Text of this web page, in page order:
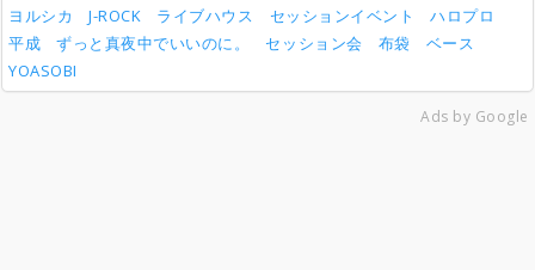
ヨルシカ
J-ROCK ライブハウス セッションイベント
ハロプロ
平成
ずっと真夜中でいいのに。 セッション会 布袋
ベース
YOASOBI
Ads by Google